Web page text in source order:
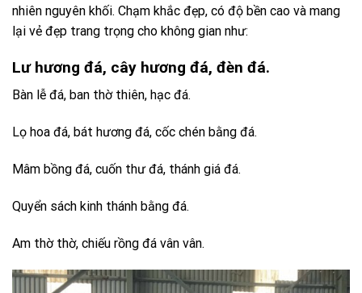
nhiên nguyên khối. Chạm khắc đẹp, có độ bền cao và mang
lại vẻ đẹp trang trọng cho không gian như:
Lư hương đá, cây hương đá, đèn đá.
Bàn lễ đá, ban thờ thiên, hạc đá.
Lọ hoa đá, bát hương đá, cốc chén bằng đá.
Mâm bồng đá, cuốn thư đá, thánh giá đá.
Quyển sách kinh thánh bằng đá.
Am thờ thờ, chiếu rồng đá vân vân.